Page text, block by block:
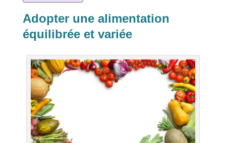
Adopter une alimentation
équilibrée et variée